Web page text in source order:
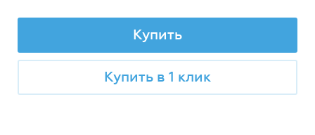
Купить
Купить в 1 клик